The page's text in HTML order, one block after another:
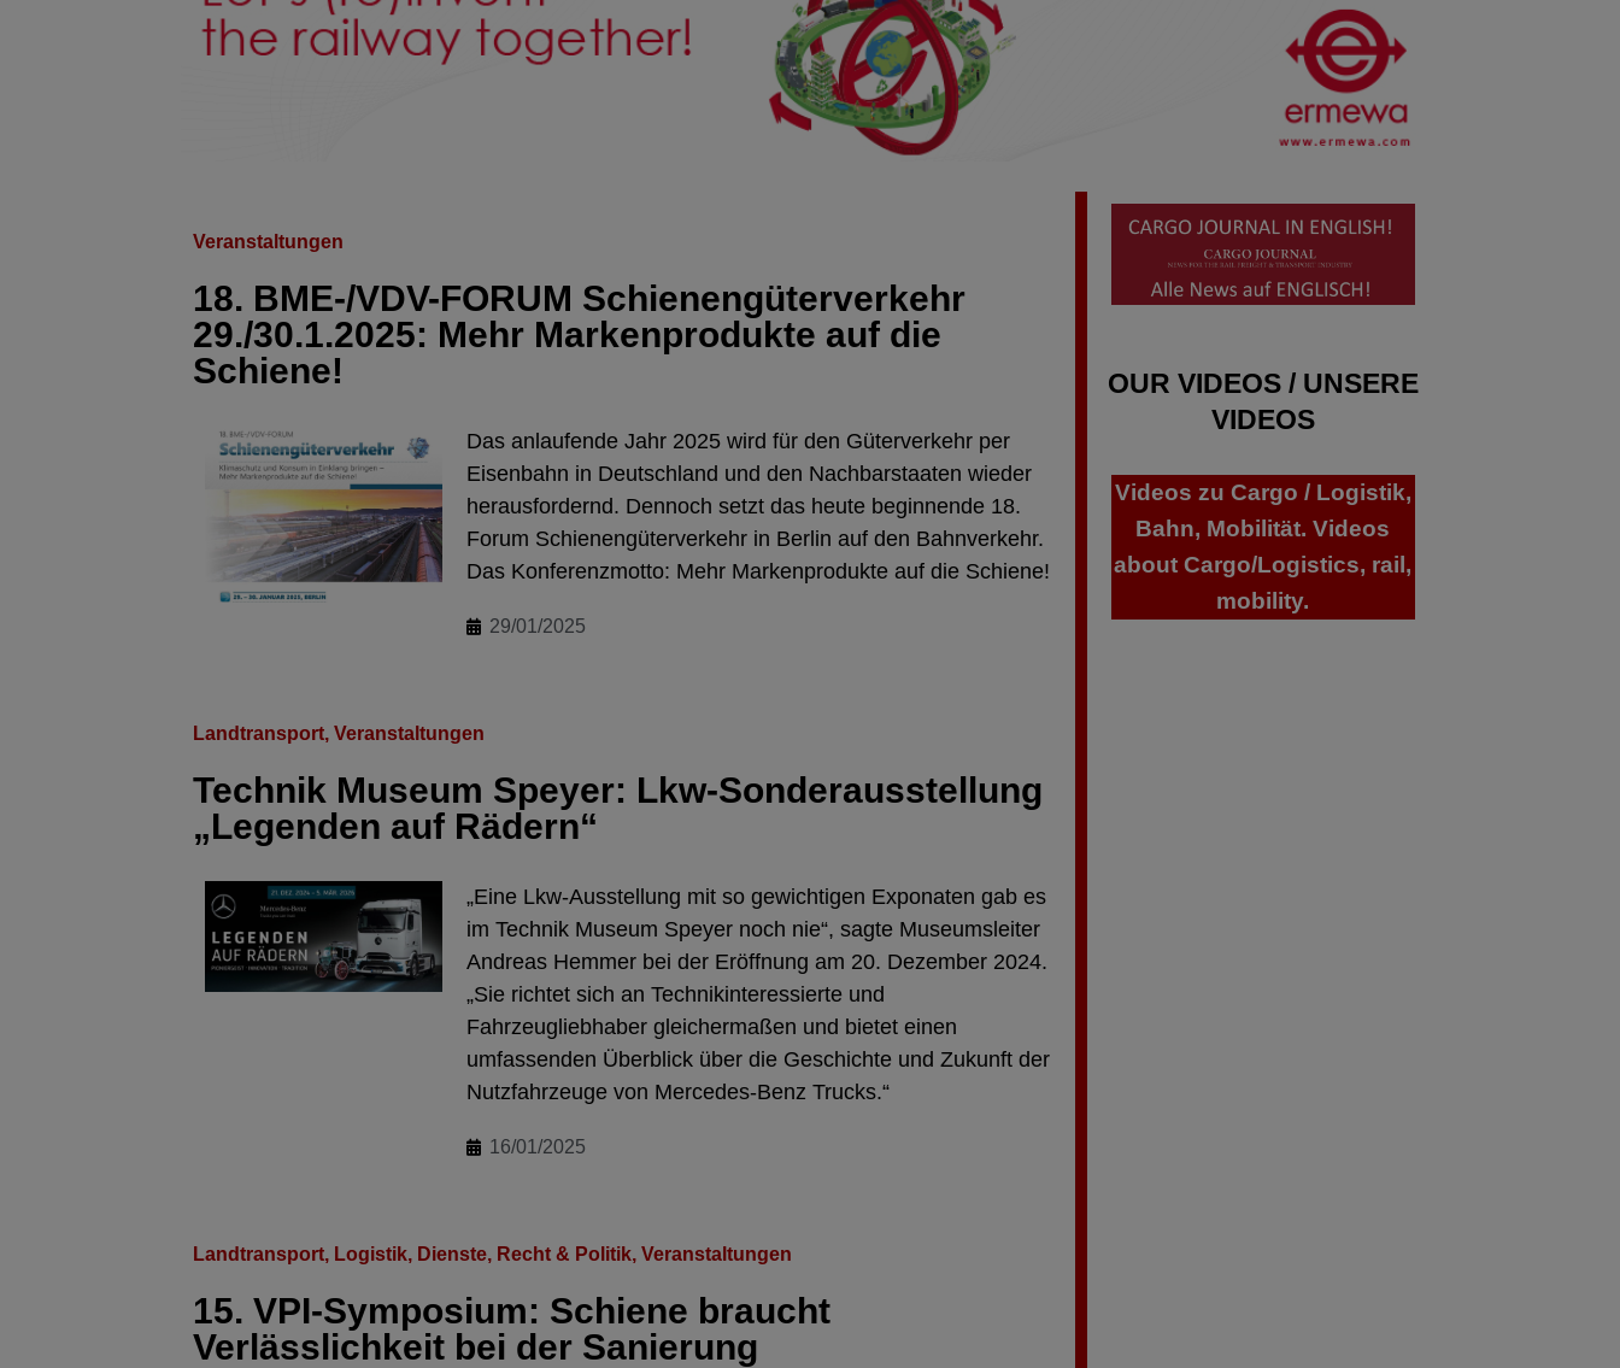
Veranstaltungen
18. BME-/VDV-FORUM Schienengüterverkehr
29./30.1.2025: Mehr Markenprodukte auf die
Schiene!
Das anlaufende Jahr 2025 wird für den Güterverkehr per
Eisenbahn in Deutschland und den Nachbarstaaten wieder
herausfordernd. Dennoch setzt das heute beginnende 18.
Forum Schienengüterverkehr in Berlin auf den Bahnverkehr.
Das Konferenzmotto: Mehr Markenprodukte auf die Schiene!
29/01/2025
Landtransport, Veranstaltungen
Technik Museum Speyer: Lkw-Sonderausstellung
„Legenden auf Rädern“
„Eine Lkw-Ausstellung mit so gewichtigen Exponaten gab es
im Technik Museum Speyer noch nie“, sagte Museumsleiter
Andreas Hemmer bei der Eröffnung am 20. Dezember 2024.
„Sie richtet sich an Technikinteressierte und
Fahrzeugliebhaber gleichermaßen und bietet einen
umfassenden Überblick über die Geschichte und Zukunft der
Nutzfahrzeuge von Mercedes-Benz Trucks.“
16/01/2025
Landtransport, Logistik, Dienste, Recht & Politik, Veranstaltungen
15. VPI-Symposium: Schiene braucht
Verlässlichkeit bei der Sanierung
OUR VIDEOS / UNSERE
VIDEOS
Videos zu Cargo / Logistik,
Bahn, Mobilität. Videos
about Cargo/Logistics, rail,
mobility.